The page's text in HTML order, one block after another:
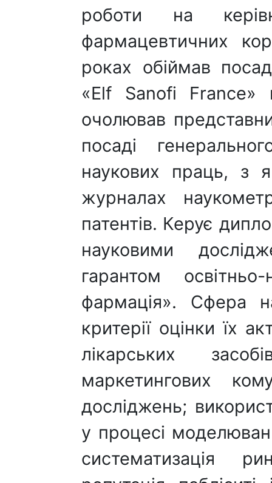
роботи на
фармацевтичних
роках обіймав
«Elf Sanofi
очолював
посаді
наукових праць, з
журналах
патентів. Керує
науковими
гарантом
фармація». Сфера
критерії оцінки їх
лікарських
маркетингових
досліджень;
у процесі
систематизація